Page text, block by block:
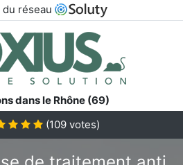
réseau
dans le Rhône (69)
(109 votes)